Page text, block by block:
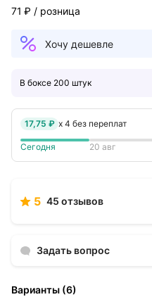
71 ₽ / розница
Хочу дешевле
В боксе 200 штук
17,75 ₽ x 4 без переплат
Сегодня 20 авг
5 45 отзывов
Задать вопрос
Варианты (6)